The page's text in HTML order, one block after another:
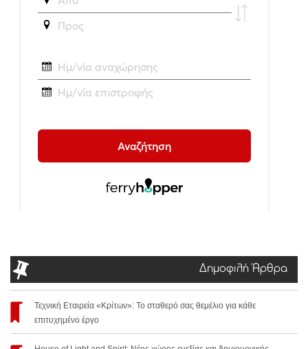
Δημοφιλή Άρθρα
Τεχνική Εταιρεία «Κρίτων»: Το σταθερό σας θεμέλιο για κάθε
επιτυχημένο έργο